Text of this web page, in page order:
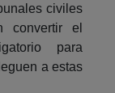
civiles
convertir el
para
a estas